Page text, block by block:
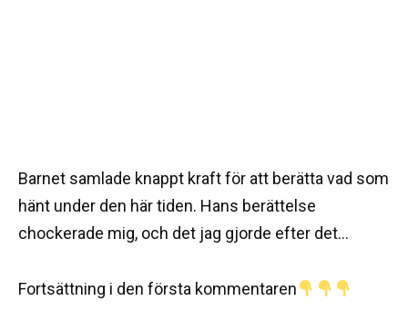
Barnet samlade knappt kraft för att berätta vad som
hänt under den här tiden. Hans berättelse
chockerade mig, och det jag gjorde efter det…
Fortsättning i den första kommentaren